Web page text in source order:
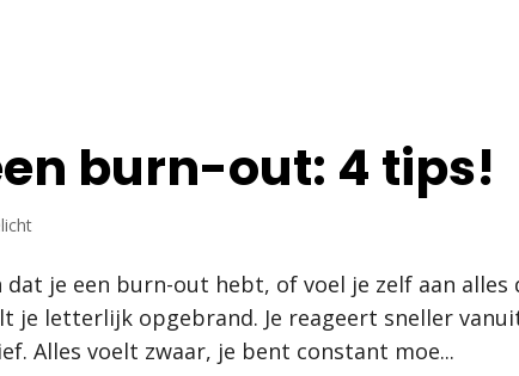
burn-out: 4 tips!
je een burn-out hebt, of voel je zelf aan alles
je letterlijk opgebrand. Je reageert sneller
Alles voelt zwaar, je bent constant moe...